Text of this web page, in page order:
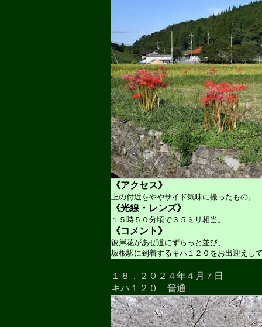
《アクセス》
上の付近をややサイド気味に撮ったもの。
《光線・レンズ》
１５時５０分頃で３５ミリ相当。
《コメント》
彼岸花があぜ道にずらっと並び、
坂根駅に到着するキハ１２０をお出迎えし
１８．２０２４年４月７日
キハ１２０ 普通